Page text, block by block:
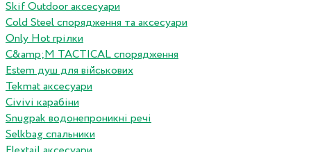
Skif Outdoor аксесуари
Cold Steel спорядження та аксесуари
Only Hot грілки
C&amp;M TACTICAL спорядження
Estem душ для військових
Tekmat аксесуари
Сivivi карабіни
Snugpak водонепроникні речі
Selkbag спальники